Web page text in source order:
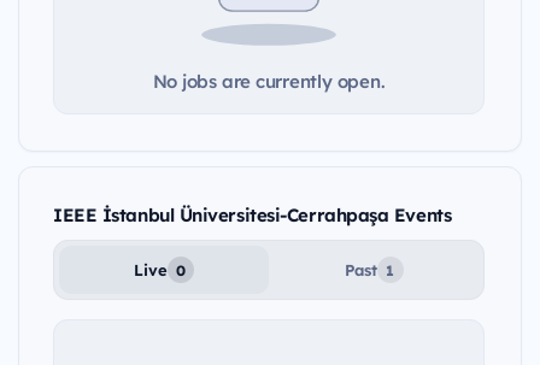
No jobs are currently open.
IEEE İstanbul Üniversitesi-Cerrahpaşa Events
Live 0 Past 1